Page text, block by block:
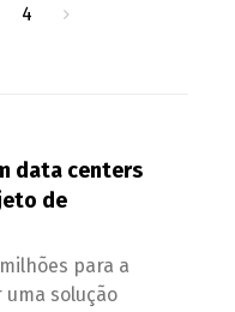
4
data centers
de
para a
uma solução